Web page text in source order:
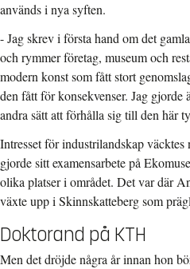
används i nya syften.
- Jag skrev i första hand om det
och rymmer företag, museum och
modern konst som fått stort
den fått för konsekvenser. Jag
andra sätt att förhålla sig till den här
Intresset för industrilandskap
gjorde sitt examensarbete på
olika platser i området. Det var där
växte upp i Skinnskatteberg som
Doktorand på KTH
Men det dröjde några år innan hon